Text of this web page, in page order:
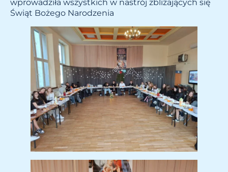
wprowadziła wszystkich w nastrój zbliżających się
Świąt Bożego Narodzenia